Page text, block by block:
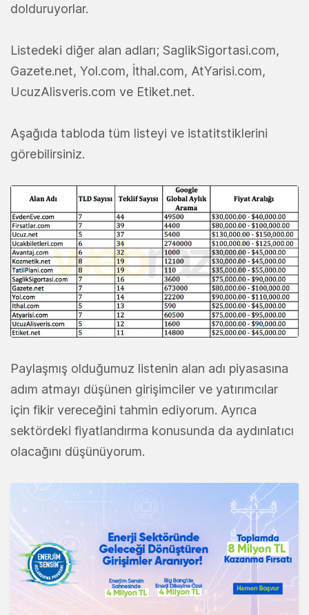
dolduruyorlar.
Listedeki diğer alan adları; SaglikSigortasi.com,
Gazete.net, Yol.com, İthal.com, AtYarisi.com,
UcuzAlisveris.com ve Etiket.net.
Aşağıda tabloda tüm listeyi ve istatitstiklerini
görebilirsiniz.
Paylaşmış olduğumuz listenin alan adı piyasasına
adım atmayı düşünen girişimciler ve yatırımcılar
için fikir vereceğini tahmin ediyorum. Ayrıca
sektördeki fiyatlandırma konusunda da aydınlatıcı
olacağını düşünüyorum.